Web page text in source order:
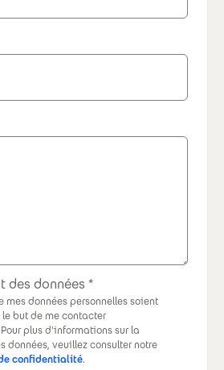
des données
mes données personnelles soient
but de me contacter
Pour plus d'informations sur la
données, veuillez consulter notre
confidentialité.